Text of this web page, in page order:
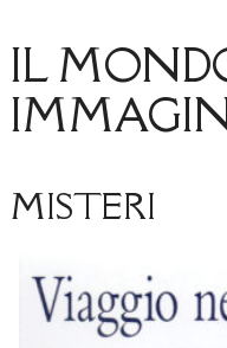
IL
to
content
MISTERI